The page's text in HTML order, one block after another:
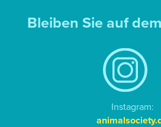
Bleiben Sie auf
Instagram: